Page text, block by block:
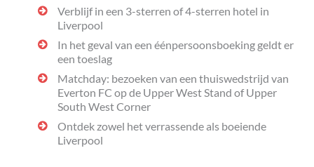
Verblijf in een 3-sterren of 4-sterren hotel in
Liverpool
In het geval van een éénpersoonsboeking geldt er
een toeslag
Matchday: bezoeken van een thuiswedstrijd van
Everton FC op de Upper West Stand of Upper
South West Corner
Ontdek zowel het verrassende als boeiende
Liverpool